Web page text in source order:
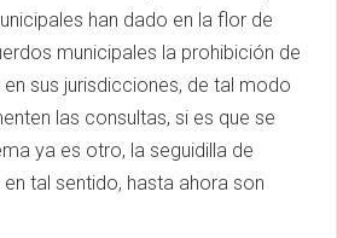
han dado en la flor de
municipales la prohibición de
sus jurisdicciones, de tal modo
las consultas, si es que se
ya es otro, la seguidilla de
tal sentido, hasta ahora son